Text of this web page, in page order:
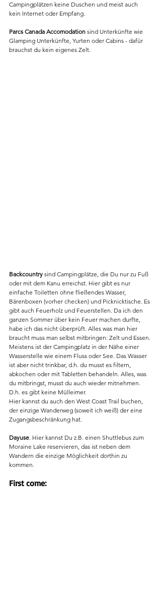
Campingplätzen keine Duschen und meist auch
kein Internet oder Empfang.
Parcs Canada Accomodation sind Unterkünfte wie
Glamping Unterkünfte, Yurten oder Cabins - dafür
brauchst du kein eigenes Zelt.
Backcountry sind Campingplätze, die Du nur zu Fuß
oder mit dem Kanu erreichst. Hier gibt es nur
einfache Toiletten ohne fließendes Wasser,
Bärenboxen (vorher checken) und Picknicktische. Es
gibt auch Feuerholz und Feuerstellen. Da ich den
ganzen Sommer über kein Feuer machen durfte,
habe ich das nicht überprüft. Alles was man hier
braucht muss man selbst mitbringen: Zelt und Essen.
Meistens ist der Campingplatz in der Nähe einer
Wasserstelle wie einem Fluss oder See. Das Wasser
ist aber nicht trinkbar, d.h. du musst es filtern,
abkochen oder mit Tabletten behandeln. Alles, was
du mitbringst, musst du auch wieder mitnehmen.
D.h. es gibt keine Mülleimer.
Hier kannst du auch den West Coast Trail buchen,
der einzige Wanderweg (soweit ich weiß) der eine
Zugangsbeschränkung hat.
Dayuse . Hier kannst Du z.B. einen Shuttlebus zum
Moraine Lake reservieren, das ist neben dem
Wandern die einzige Möglichkeit dorthin zu
kommen.
First come: